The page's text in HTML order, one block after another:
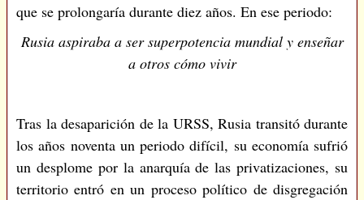
que se prolongaría durante diez años. En ese periodo:
Rusia aspiraba a ser superpotencia mundial y enseñar
a otros cómo vivir
Tras la desaparición de la URSS, Rusia transitó durante
los años noventa un periodo difícil, su economía sufrió
un desplome por la anarquía de las privatizaciones, su
territorio entró en un proceso político de disgregación